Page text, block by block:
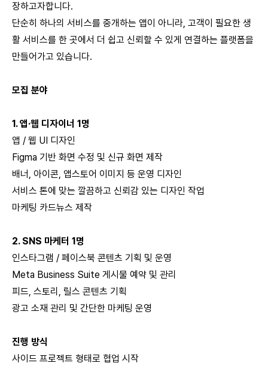
장하고자합니다.
단순히 하나의 서비스를 중개하는 앱이 아니라, 고객이 필요한 생
활 서비스를 한 곳에서 더 쉽고 신뢰할 수 있게 연결하는 플랫폼을
만들어가고 있습니다.
모집 분야
1. 앱·웹 디자이너 1명
앱 / 웹 UI 디자인
Figma 기반 화면 수정 및 신규 화면 제작
배너, 아이콘, 앱스토어 이미지 등 운영 디자인
서비스 톤에 맞는 깔끔하고 신뢰감 있는 디자인 작업
마케팅 카드뉴스 제작
2. SNS 마케터 1명
인스타그램 / 페이스북 콘텐츠 기획 및 운영
Meta Business Suite 게시물 예약 및 관리
피드, 스토리, 릴스 콘텐츠 기획
광고 소재 관리 및 간단한 마케팅 운영
진행 방식
사이드 프로젝트 형태로 협업 시작